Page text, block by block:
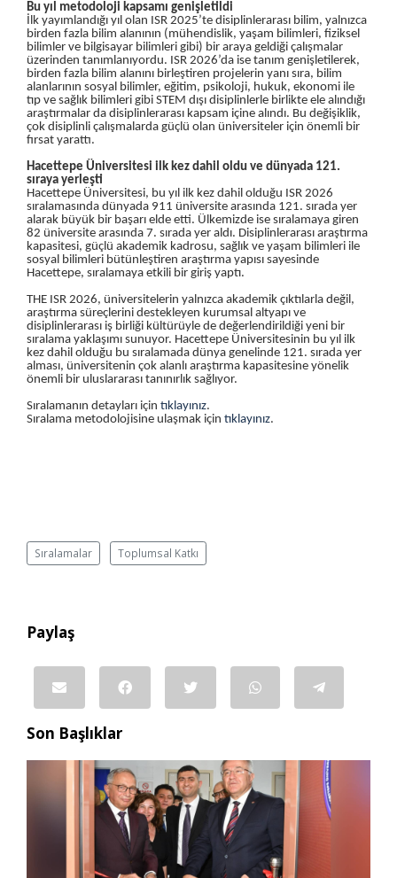
Bu yıl metodoloji kapsamı genişletildi
İlk yayımlandığı yıl olan ISR 2025’te disiplinlerarası bilim, yalnızca
birden fazla bilim alanının (mühendislik, yaşam bilimleri, fiziksel
bilimler ve bilgisayar bilimleri gibi) bir araya geldiği çalışmalar
üzerinden tanımlanıyordu. ISR 2026’da ise tanım genişletilerek,
birden fazla bilim alanını birleştiren projelerin yanı sıra, bilim
alanlarının sosyal bilimler, eğitim, psikoloji, hukuk, ekonomi ile
tıp ve sağlık bilimleri gibi STEM dışı disiplinlerle birlikte ele alındığı
araştırmalar da disiplinlerarası kapsam içine alındı. Bu değişiklik,
çok disiplinli çalışmalarda güçlü olan üniversiteler için önemli bir
fırsat yarattı.
Hacettepe Üniversitesi ilk kez dahil oldu ve dünyada 121.
sıraya yerleşti
Hacettepe Üniversitesi, bu yıl ilk kez dahil olduğu ISR 2026
sıralamasında dünyada 911 üniversite arasında 121. sırada yer
alarak büyük bir başarı elde etti. Ülkemizde ise sıralamaya giren
82 üniversite arasında 7. sırada yer aldı. Disiplinlerarası araştırma
kapasitesi, güçlü akademik kadrosu, sağlık ve yaşam bilimleri ile
sosyal bilimleri bütünleştiren araştırma yapısı sayesinde
Hacettepe, sıralamaya etkili bir giriş yaptı.
THE ISR 2026, üniversitelerin yalnızca akademik çıktılarla değil,
araştırma süreçlerini destekleyen kurumsal altyapı ve
disiplinlerarası iş birliği kültürüyle de değerlendirildiği yeni bir
sıralama yaklaşımı sunuyor. Hacettepe Üniversitesinin bu yıl ilk
kez dahil olduğu bu sıralamada dünya genelinde 121. sırada yer
alması, üniversitenin çok alanlı araştırma kapasitesine yönelik
önemli bir uluslararası tanınırlık sağlıyor.
Sıralamanın detayları için tıklayınız.
Sıralama metodolojisine ulaşmak için tıklayınız.
Sıralamalar Toplumsal Katkı
Paylaş
Son Başlıklar